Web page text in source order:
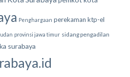
Penghargaan perekaman ktp-el
provinsi jawa timur sidang pengadilan
surabaya